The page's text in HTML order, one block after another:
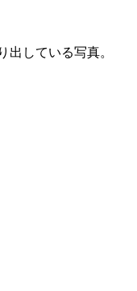
出している写真。